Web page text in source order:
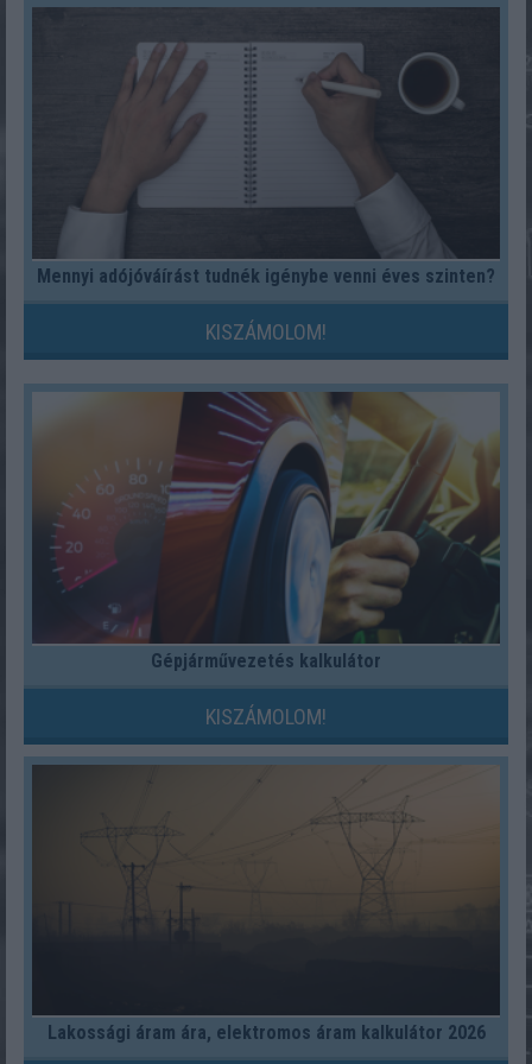
Mennyi adójóváírást tudnék igénybe venni éves szinten?
KISZÁMOLOM!
Gépjárművezetés kalkulátor
KISZÁMOLOM!
Lakossági áram ára, elektromos áram kalkulátor 2026